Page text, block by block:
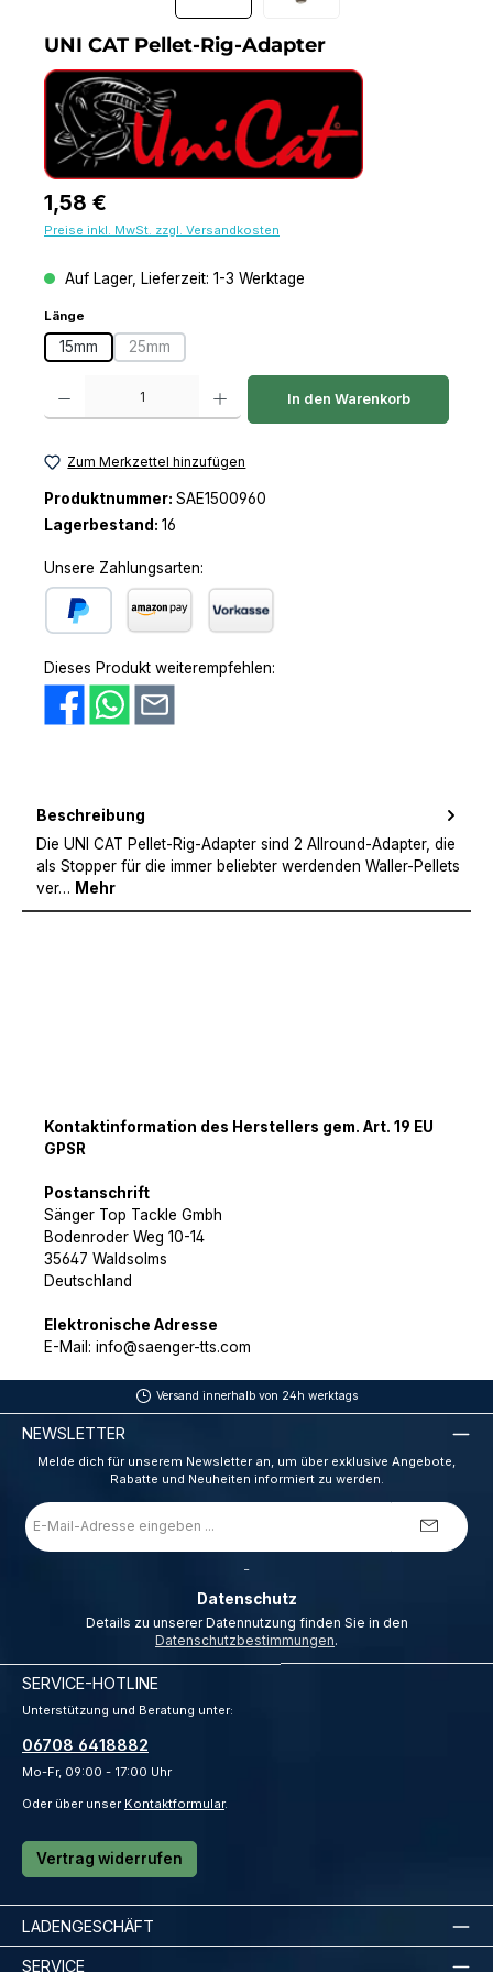
UNI CAT Pellet-Rig-Adapter
Regulärer Preis:
1,58 €
Preise inkl. MwSt. zzgl. Versandkosten
Auf Lager, Lieferzeit: 1-3 Werktage
Länge
15mm 25mm(Diese Option ist zurzeit nicht verfügbar.)
Produkt Anzahl: Gib den gewünschten Wert ein oder benutze die
In den Warenkorb
Zum Merkzettel hinzufügen
Produktnummer: SAE1500960
Lagerbestand: 16
Unsere Zahlungsarten:
Dieses Produkt weiterempfehlen:
Beschreibung
Die UNI CAT Pellet-Rig-Adapter sind 2 Allround-Adapter, die
als Stopper für die immer beliebter werdenden Waller-Pellets
ver… Mehr
Kontaktinformation des Herstellers gem. Art. 19 EU
GPSR
Postanschrift
Sänger Top Tackle Gmbh
Bodenroder Weg 10-14
35647 Waldsolms
Deutschland
Elektronische Adresse
E-Mail: info@saenger-tts.com
Versand innerhalb von 24h werktags
NEWSLETTER
Melde dich für unserem Newsletter an, um über exklusive Angebote,
Rabatte und Neuheiten informiert zu werden.
E-
Mail-
Adresse
Datenschutz
Datenschutzbestimmungen.
SERVICE-HOTLINE
Unterstützung und Beratung unter:
06708 6418882
Mo-Fr, 09:00 - 17:00 Uhr
Oder über unser Kontaktformular.
Vertrag widerrufen
LADENGESCHÄFT
SERVICE